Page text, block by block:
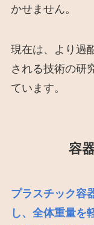
かせません。
現在は、より過
される技術の研
ています。
容
プラスチック容
し、全体重量を